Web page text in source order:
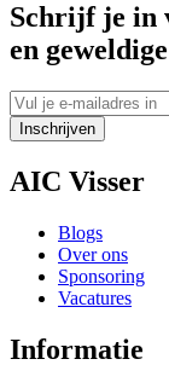
Schrijf je in
en
Inschrijven
AIC Visser
Blogs
Over ons
Sponsoring
Vacatures
Informatie